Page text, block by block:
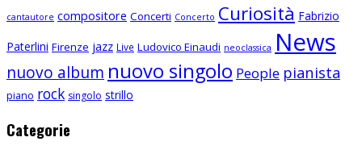
cantautore compositore Concerti Concerto Curiosità Fabrizio
Paterlini Firenze jazz Live Ludovico Einaudi neoclassica News
nuovo album nuovo singolo People pianista
piano rock singolo strillo
Categorie